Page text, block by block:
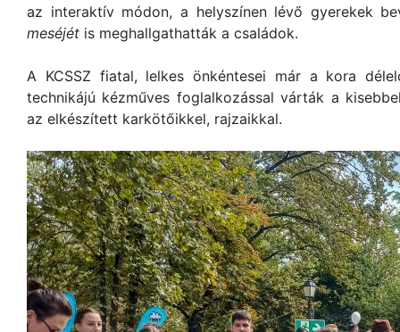
az interaktív módon, a helyszínen lévő gyerekek
meséjét is meghallgathatták a családok.
A KCSSZ fiatal, lelkes önkéntesei már a kora
technikájú kézműves foglalkozással várták a
az elkészített karkötőikkel, rajzaikkal.